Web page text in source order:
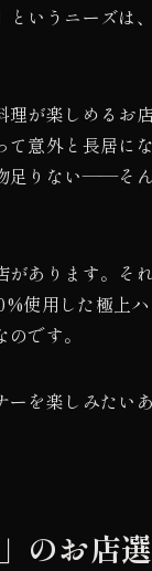
いうニーズは
が楽しめるお
意外と長居に
足りない——そ
あります。そ
使用した極上
です。
を楽しみたい
のお店